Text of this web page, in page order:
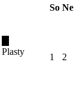
So Ne
Plasty
1 2